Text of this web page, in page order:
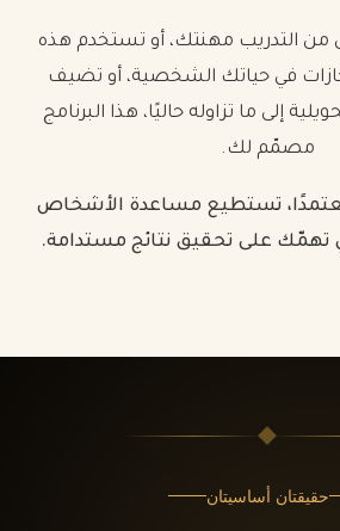
من التدريب مهنتك، أو تستخدم هذه
في حياتك الشخصية، أو تضيف
إلى ما تزاوله حاليًا، هذا البرنامج
مصمّم لك.
تستطيع مساعدة الأشخاص
تهمّك على تحقيق نتائج مستدامة.
حقيقتان أساسيتان